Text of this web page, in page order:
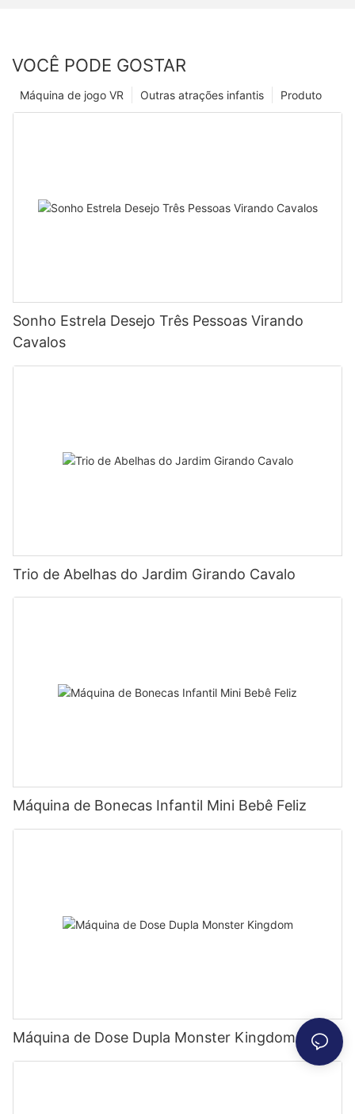
VOCÊ PODE GOSTAR
Produto
Outras atrações infantis
Máquina de jogo VR
Sonho Estrela Desejo Três Pessoas Virando
Cavalos
Trio de Abelhas do Jardim Girando Cavalo
Máquina de Bonecas Infantil Mini Bebê Feliz
Máquina de Dose Dupla Monster Kingdom